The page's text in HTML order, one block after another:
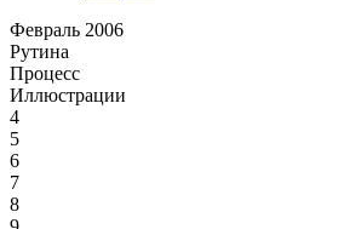
Февраль 2006
Рутина
Процесс
Иллюстрации
4
5
6
7
8